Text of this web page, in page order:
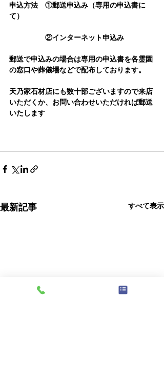
申込方法　①郵送申込み（専用の申込書に
て）
②インターネット申込み
郵送で申込みの場合は専用の申込書を各霊園
の窓口や葬儀場などで配布しております。
天乃家石材店にも数十部ございますので来店
いただくか、お問い合わせいただければ郵送
いたします
最新記事 すべて表示